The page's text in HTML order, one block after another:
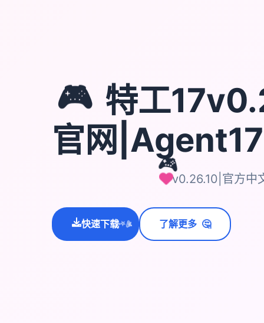
🎮
🎮 特工
官网
v0.26.10|官方中
快速下载
✨⭐💫 了解更多 🤔